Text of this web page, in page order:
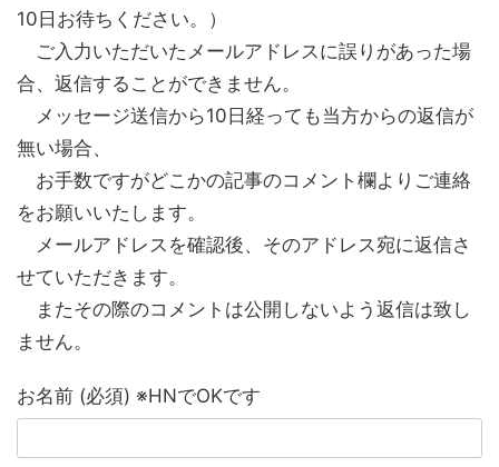
10日お待ちください。）
ご入力いただいたメールアドレスに誤りがあった場
合、返信することができません。
メッセージ送信から10日経っても当方からの返信が
無い場合、
お手数ですがどこかの記事のコメント欄よりご連絡
をお願いいたします。
メールアドレスを確認後、そのアドレス宛に返信さ
せていただきます。
またその際のコメントは公開しないよう返信は致し
ません。
お名前 (必須) ※HNでOKです